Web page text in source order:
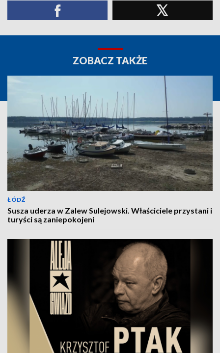
ZOBACZ TAKŻE
ŁÓDŹ
Susza uderza w Zalew Sulejowski. Właściciele przystani i
turyści są zaniepokojeni